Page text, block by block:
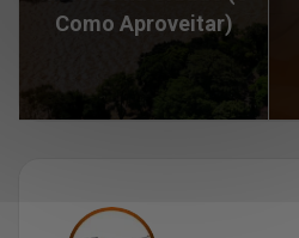
Como Aproveitar)